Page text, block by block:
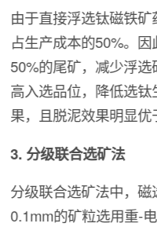
由于直接浮选钛磁铁
占生产成本的50%。
50%的尾矿，减少浮
高入选品位，降低选
果，且脱泥效果明显优
3. 分级联合选矿法
分级联合选矿法中，
0.1mm的矿粒选用重-